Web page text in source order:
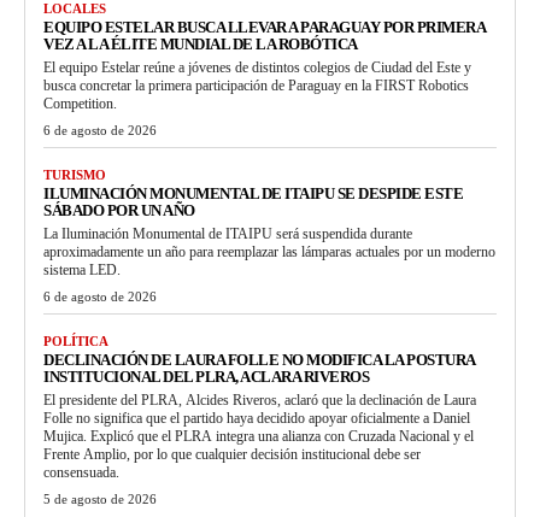
LOCALES
EQUIPO ESTELAR BUSCA LLEVAR A PARAGUAY POR PRIMERA
VEZ A LA ÉLITE MUNDIAL DE LA ROBÓTICA
El equipo Estelar reúne a jóvenes de distintos colegios de Ciudad del Este y
busca concretar la primera participación de Paraguay en la FIRST Robotics
Competition.
6 de agosto de 2026
TURISMO
ILUMINACIÓN MONUMENTAL DE ITAIPU SE DESPIDE ESTE
SÁBADO POR UN AÑO
La Iluminación Monumental de ITAIPU será suspendida durante
aproximadamente un año para reemplazar las lámparas actuales por un moderno
sistema LED.
6 de agosto de 2026
POLÍTICA
DECLINACIÓN DE LAURA FOLLE NO MODIFICA LA POSTURA
INSTITUCIONAL DEL PLRA, ACLARA RIVEROS
El presidente del PLRA, Alcides Riveros, aclaró que la declinación de Laura
Folle no significa que el partido haya decidido apoyar oficialmente a Daniel
Mujica. Explicó que el PLRA integra una alianza con Cruzada Nacional y el
Frente Amplio, por lo que cualquier decisión institucional debe ser
consensuada.
5 de agosto de 2026